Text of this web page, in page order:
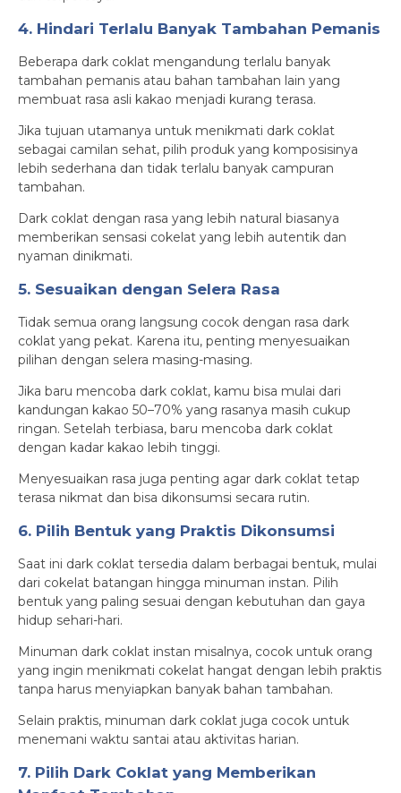
4. Hindari Terlalu Banyak Tambahan Pemanis
Beberapa dark coklat mengandung terlalu banyak
tambahan pemanis atau bahan tambahan lain yang
membuat rasa asli kakao menjadi kurang terasa.
Jika tujuan utamanya untuk menikmati dark coklat
sebagai camilan sehat, pilih produk yang komposisinya
lebih sederhana dan tidak terlalu banyak campuran
tambahan.
Dark coklat dengan rasa yang lebih natural biasanya
memberikan sensasi cokelat yang lebih autentik dan
nyaman dinikmati.
5. Sesuaikan dengan Selera Rasa
Tidak semua orang langsung cocok dengan rasa dark
coklat yang pekat. Karena itu, penting menyesuaikan
pilihan dengan selera masing-masing.
Jika baru mencoba dark coklat, kamu bisa mulai dari
kandungan kakao 50–70% yang rasanya masih cukup
ringan. Setelah terbiasa, baru mencoba dark coklat
dengan kadar kakao lebih tinggi.
Menyesuaikan rasa juga penting agar dark coklat tetap
terasa nikmat dan bisa dikonsumsi secara rutin.
6. Pilih Bentuk yang Praktis Dikonsumsi
Saat ini dark coklat tersedia dalam berbagai bentuk, mulai
dari cokelat batangan hingga minuman instan. Pilih
bentuk yang paling sesuai dengan kebutuhan dan gaya
hidup sehari-hari.
Minuman dark coklat instan misalnya, cocok untuk orang
yang ingin menikmati cokelat hangat dengan lebih praktis
tanpa harus menyiapkan banyak bahan tambahan.
Selain praktis, minuman dark coklat juga cocok untuk
menemani waktu santai atau aktivitas harian.
7. Pilih Dark Coklat yang Memberikan